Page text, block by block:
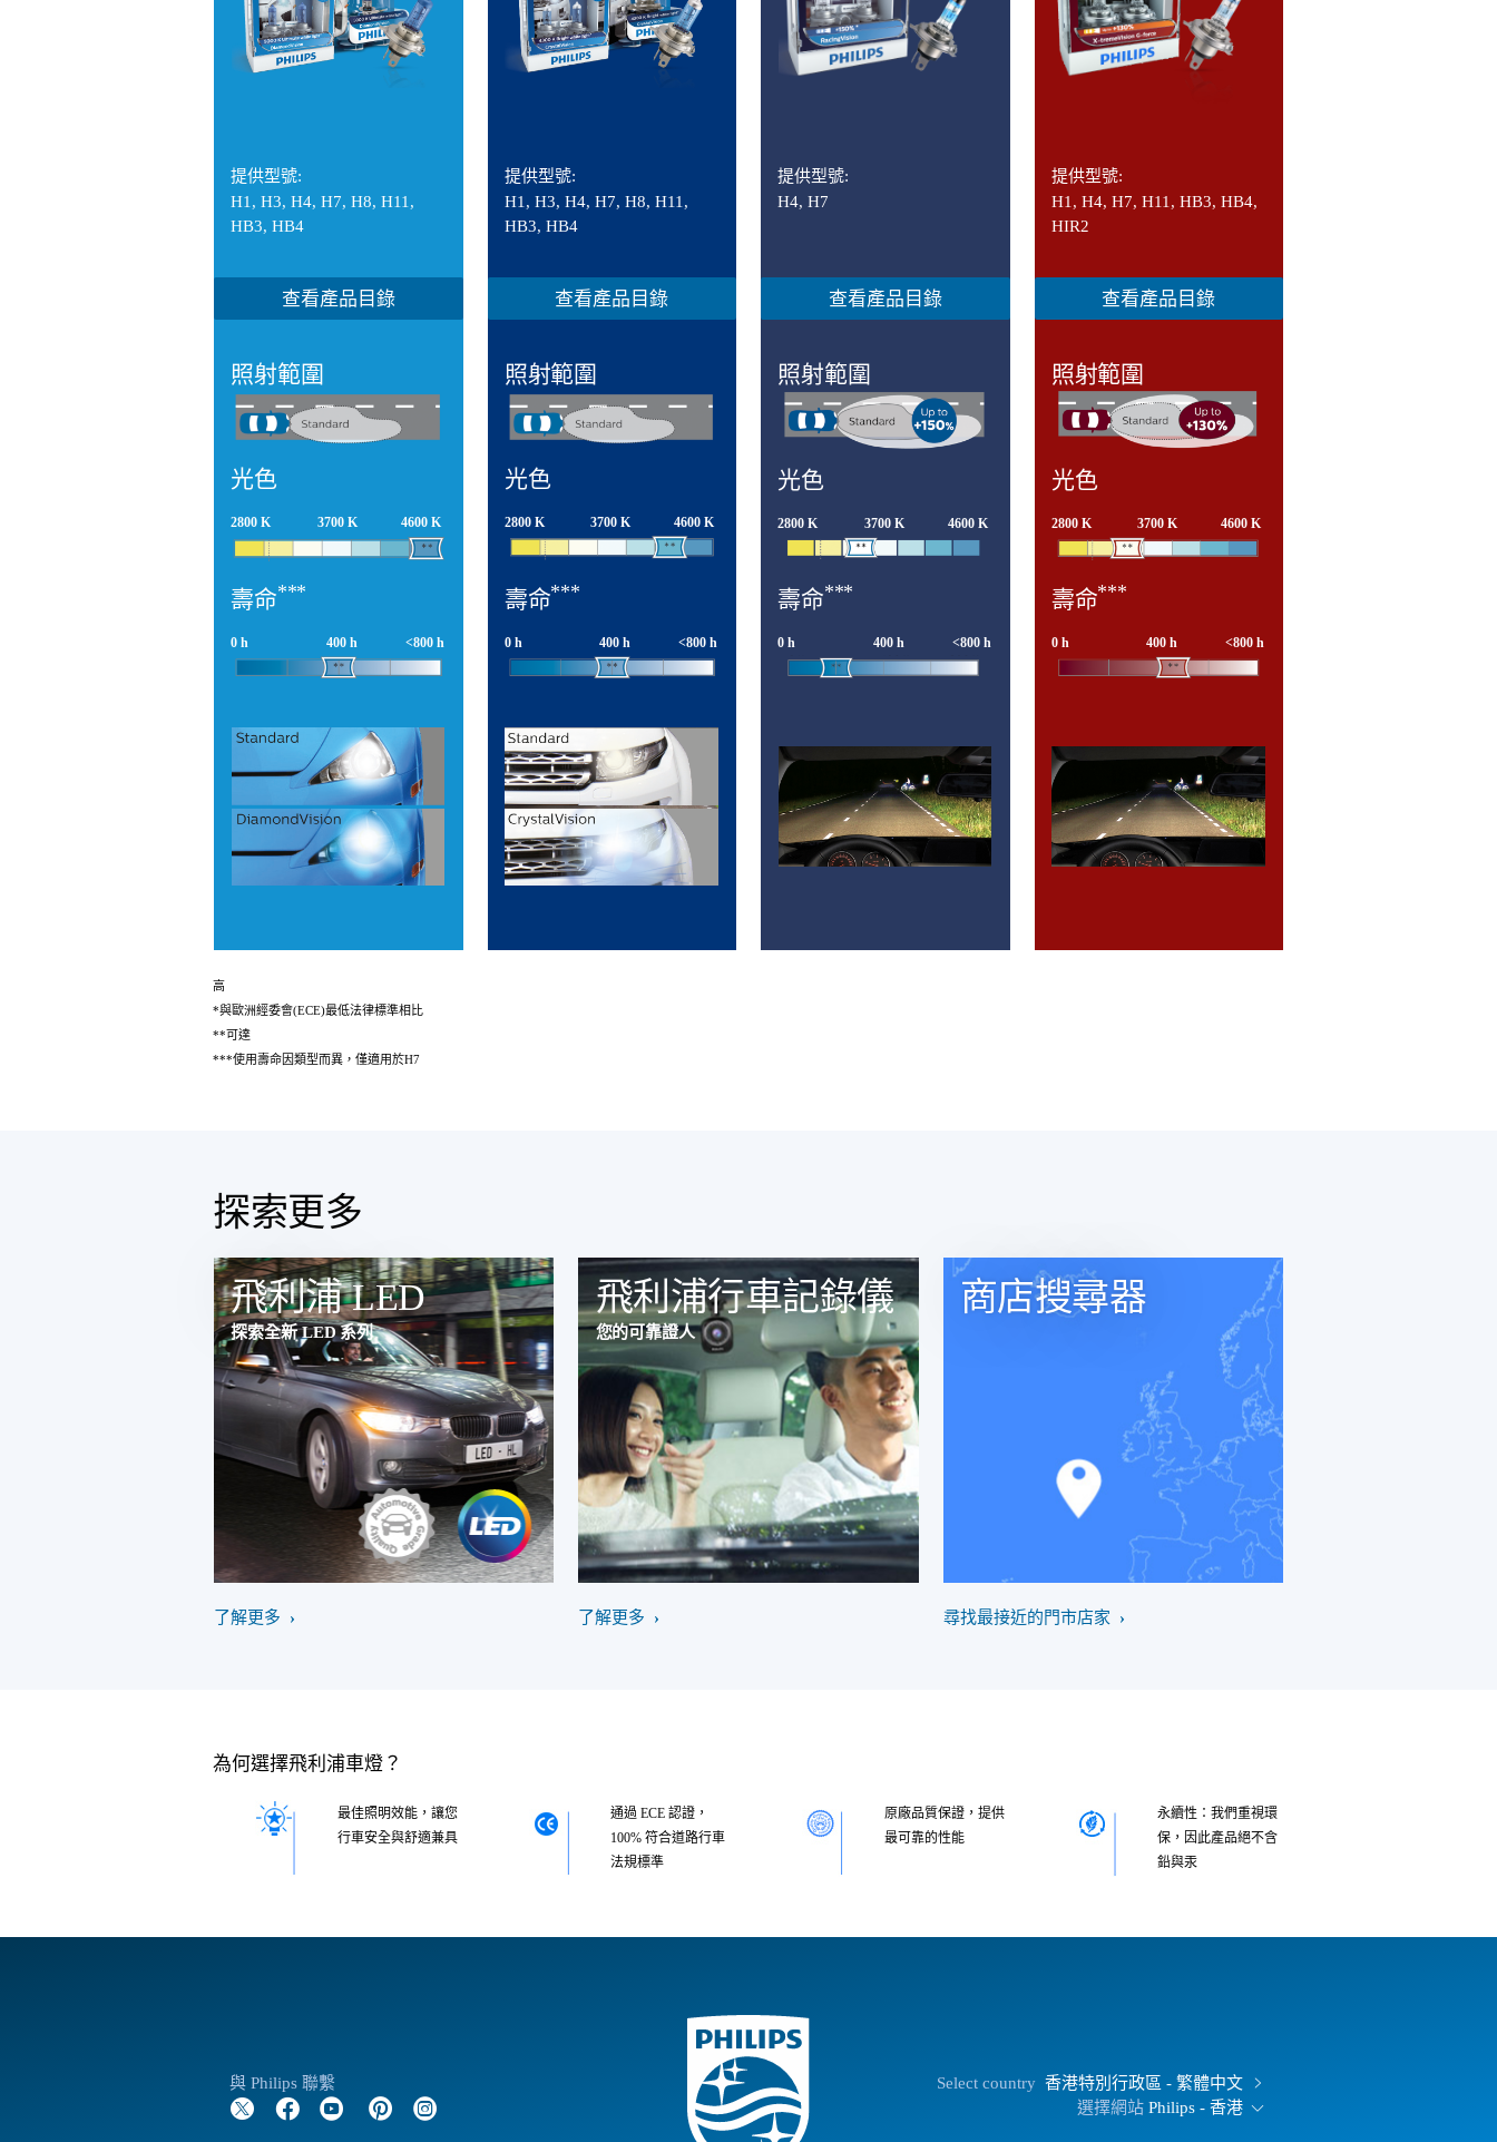
提供型號:
H1, H3, H4, H7, H8, H11,
HB3, HB4
查看產品目錄
照射範圍
光色
2800 K 3700 K 4600 K
壽命***
0 h 400 h <800 h
提供型號:
H1, H3, H4, H7, H8, H11,
HB3, HB4
查看產品目錄
照射範圍
光色
2800 K 3700 K 4600 K
壽命***
0 h 400 h <800 h
提供型號:
H4, H7
查看產品目錄
照射範圍
光色
2800 K 3700 K 4600 K
壽命***
0 h 400 h <800 h
提供型號:
H1, H4, H7, H11, HB3, HB4,
HIR2
查看產品目錄
照射範圍
光色
2800 K 3700 K 4600 K
壽命***
0 h 400 h <800 h
高
*與歐洲經委會(ECE)最低法律標準相比
**可達
***使用壽命因類型而異，僅適用於H7
探索更多
飛利浦 LED
探索全新 LED 系列
了解更多
飛利浦行車記錄儀
您的可靠證人
了解更多
商店搜尋器
尋找最接近的門市店家
為何選擇飛利浦車燈？
最佳照明效能，讓您
行車安全與舒適兼具
通過 ECE 認證，
100% 符合道路行車
法規標準
原廠品質保證，提供
最可靠的性能
永續性：我們重視環
保，因此產品絕不含
鉛與汞
與 Philips 聯繫 Select country 香港特別行政區 - 繁體中文
選擇網站 Philips - 香港